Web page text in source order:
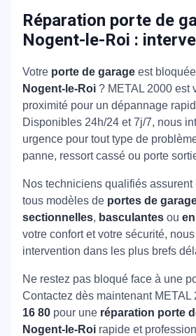
Réparation porte de
Nogent-le-Roi :
Votre porte de garage est
Nogent-le-Roi ? METAL 2000 est
proximité pour un dépannage
Disponibles 24h/24 et 7j/7, nous
urgence pour tout type de
panne, ressort cassé ou porte
Nos techniciens qualifiés
tous modèles de portes de
sectionnelles, basculantes ou
votre confort et votre sécurité,
intervention dans les plus brefs
Ne restez pas bloqué face à une
Contactez dès maintenant METAL
16 80 pour une réparation porte
Nogent-le-Roi rapide et